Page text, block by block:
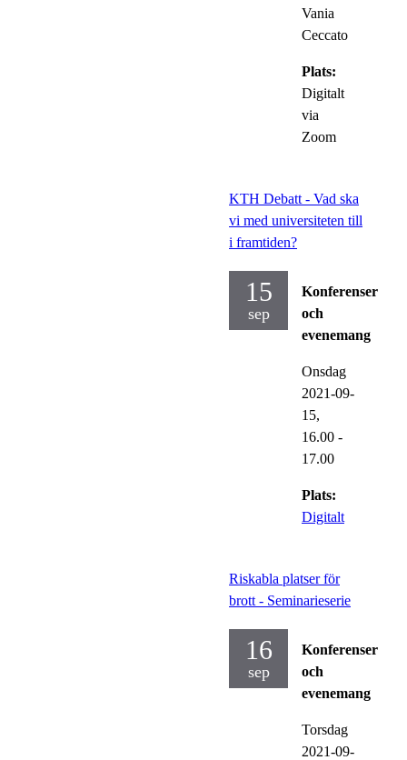
Vania
Ceccato
Plats:
Digitalt
via
Zoom
KTH Debatt - Vad ska
vi med universiteten till
i framtiden?
15
sep
Konferenser
och
evenemang
Onsdag
2021-09-
15,
16.00 -
17.00
Plats:
Digitalt
Riskabla platser för
brott - Seminarieserie
16
sep
Konferenser
och
evenemang
Torsdag
2021-09-